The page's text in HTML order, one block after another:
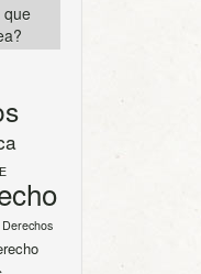
que
Derechos